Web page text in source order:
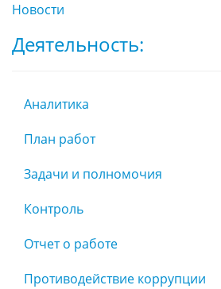
Новости
Деятельность:
Аналитика
План работ
Задачи и полномочия
Контроль
Отчет о работе
Противодействие коррупции